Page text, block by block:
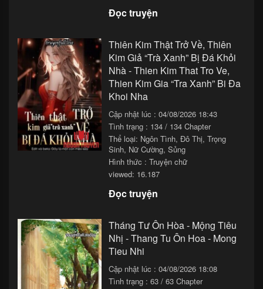
Chapter 30
23/11/2025 09:33
Chapter 29
23/11/2025 07:33
Chapter 28
Chapter 27
23/11/2025 03:33
Chapter 26
23/11/2025 01:33
22/11/2025 23:33
Chapter 22
22/11/2025 17:33
Chapter 21
22/11/2025 15:33
Chapter 20
22/11/2025 13:33
Đọc truyện
Thiên Kim Thật Trở Về, Thiên
Kim Giả “Trà Xanh” Bị Đá Khỏi
Nhà - Thien Kim That Tro Ve,
Thien Kim Gia “Tra Xanh” Bi Đa
Khoi Nha
Cập nhật lúc : 04/08/2026 18:43
Tình trạng : 134 / 134 Chapter
Thể loại: Ngôn Tình, Đô Thị, Trọng
Sinh, Nữ Cường, Sủng
Hình thức : Truyện chữ
viewed: 16.187
Đọc truyện
Tháng Tư Ôn Hòa - Mộng Tiêu
Nhị - Thang Tu Ôn Hoa - Mong
Tieu Nhi
Cập nhật lúc : 04/08/2026 18:08
Tình trạng : 63 / 63 Chapter